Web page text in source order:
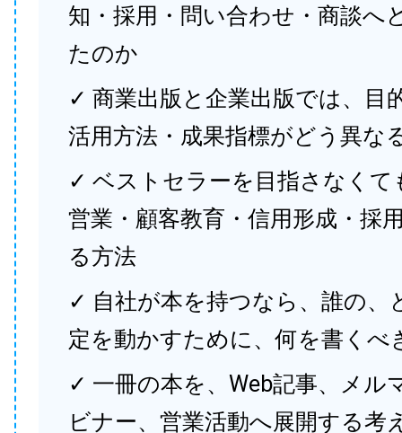
知・採用・問い合わせ・商談へ
たのか
✓ 商業出版と企業出版では、目
活用方法・成果指標がどう異な
✓ ベストセラーを目指さなくて
営業・顧客教育・信用形成・採
る方法
✓ 自社が本を持つなら、誰の、
定を動かすために、何を書くべ
✓ 一冊の本を、Web記事、メル
ビナー、営業活動へ展開する考